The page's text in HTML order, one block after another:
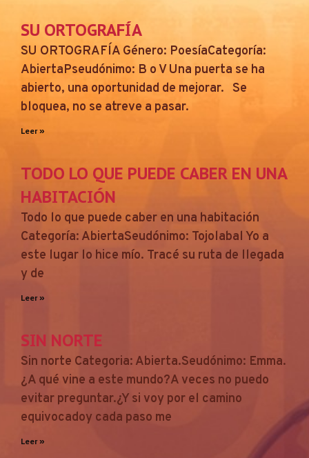
SU ORTOGRAFÍA
SU ORTOGRAFÍA Género: PoesíaCategoría:
AbiertaPseudónimo: B o V Una puerta se ha
abierto, una oportunidad de mejorar. Se
bloquea, no se atreve a pasar.
Leer »
TODO LO QUE PUEDE CABER EN UNA
HABITACIÓN
Todo lo que puede caber en una habitación
Categoría: AbiertaSeudónimo: Tojolabal Yo a
este lugar lo hice mío. Tracé su ruta de llegada
y de
Leer »
SIN NORTE
Sin norte Categoria: Abierta.Seudónimo: Emma.
¿A qué vine a este mundo?A veces no puedo
evitar preguntar.¿Y si voy por el camino
equivocadoy cada paso me
Leer »